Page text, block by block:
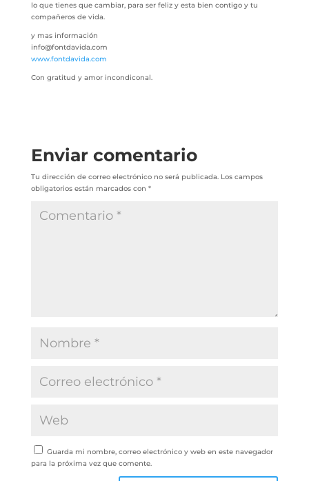
lo que tienes que cambiar, para ser feliz y esta bien contigo y tu
compañeros de vida.
y mas información
info@fontdavida.com
www.fontdavida.com
Con gratitud y amor incondiconal.
Enviar comentario
Tu dirección de correo electrónico no será publicada. Los campos
obligatorios están marcados con *
Guarda mi nombre, correo electrónico y web en este navegador
para la próxima vez que comente.